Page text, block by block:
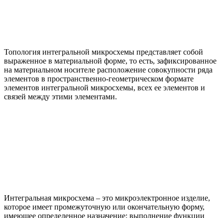
Топология интегральной микросхемы представляет собой
выраженное в материальной форме, то есть, зафиксированное
на материальном носителе расположение совокупности ряда
элементов в пространственно-геометрическом формате
элементов интегральной микросхемы, всех ее элементов и
связей между этими элементами.
Интегральная микросхема – это микроэлектронное изделие,
которое имеет промежуточную или окончательную форму,
имеющее определенное назначение: выполнение функции